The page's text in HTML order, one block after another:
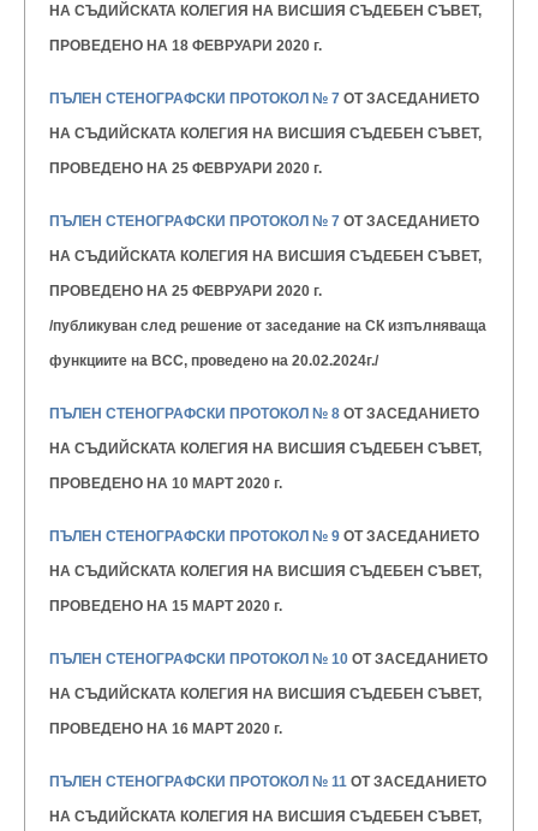
НА СЪДИЙСКАТА КОЛЕГИЯ НА ВИСШИЯ СЪДЕБЕН СЪВЕТ,
ПРОВЕДЕНО НА 18 ФЕВРУАРИ 2020 г.
ПЪЛЕН СТЕНОГРАФСКИ ПРОТОКОЛ № 7 ОТ ЗАСЕДАНИЕТО
НА СЪДИЙСКАТА КОЛЕГИЯ НА ВИСШИЯ СЪДЕБЕН СЪВЕТ,
ПРОВЕДЕНО НА 25 ФЕВРУАРИ 2020 г.
ПЪЛЕН СТЕНОГРАФСКИ ПРОТОКОЛ № 7 ОТ ЗАСЕДАНИЕТО
НА СЪДИЙСКАТА КОЛЕГИЯ НА ВИСШИЯ СЪДЕБЕН СЪВЕТ,
ПРОВЕДЕНО НА 25 ФЕВРУАРИ 2020 г.
/публикуван след решение от заседание на СК изпълняваща
функциите на ВСС, проведено на 20.02.2024г./
ПЪЛЕН СТЕНОГРАФСКИ ПРОТОКОЛ № 8 ОТ ЗАСЕДАНИЕТО
НА СЪДИЙСКАТА КОЛЕГИЯ НА ВИСШИЯ СЪДЕБЕН СЪВЕТ,
ПРОВЕДЕНО НА 10 МАРТ 2020 г.
ПЪЛЕН СТЕНОГРАФСКИ ПРОТОКОЛ № 9 ОТ ЗАСЕДАНИЕТО
НА СЪДИЙСКАТА КОЛЕГИЯ НА ВИСШИЯ СЪДЕБЕН СЪВЕТ,
ПРОВЕДЕНО НА 15 МАРТ 2020 г.
ПЪЛЕН СТЕНОГРАФСКИ ПРОТОКОЛ № 10 ОТ ЗАСЕДАНИЕТО
НА СЪДИЙСКАТА КОЛЕГИЯ НА ВИСШИЯ СЪДЕБЕН СЪВЕТ,
ПРОВЕДЕНО НА 16 МАРТ 2020 г.
ПЪЛЕН СТЕНОГРАФСКИ ПРОТОКОЛ № 11 ОТ ЗАСЕДАНИЕТО
НА СЪДИЙСКАТА КОЛЕГИЯ НА ВИСШИЯ СЪДЕБЕН СЪВЕТ,